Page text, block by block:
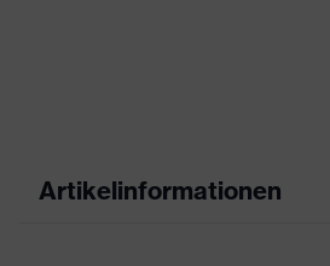
Artikelinformationen